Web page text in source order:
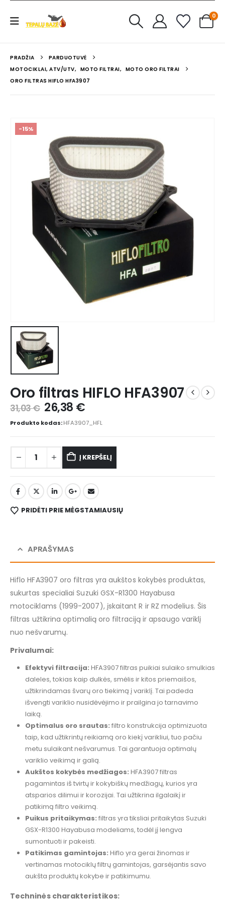
0
PRADŽIA
PARDUOTUVĖ
MOTOCIKLAI, ATV/UTV, MOTO FILTRAI, MOTO ORO FILTRAI
ORO FILTRAS HIFLO HFA3907
-15%
Oro filtras HIFLO HFA3907
31,03€ 26,38 €
Produkto kodas:HFA3907_HFL
Į KREPŠELĮ
PRIDĖTI PRIE MĖGSTAMIAUSIŲ
APRAŠYMAS
Hiflo HFA3907 oro filtras yra aukštos kokybės produktas,
sukurtas specialiai Suzuki GSX-R1300 Hayabusa
motociklams (1999-2007), įskaitant R ir RZ modelius. Šis
filtras užtikrina optimalią oro filtraciją ir apsaugo variklį
nuo nešvarumų.
Privalumai:
Efektyvi filtracija: HFA3907 filtras puikiai sulaiko smulkias
daleles, tokias kaip dulkės, smėlis ir kitos priemaišos,
užtikrindamas švarų oro tiekimą į variklį. Tai padeda
išvengti variklio nusidėvėjimo ir prailgina jo tarnavimo
laiką.
Optimalus oro srautas: filtro konstrukcija optimizuota
taip, kad užtikrintų reikiamą oro kiekį varikliui, tuo pačiu
metu sulaikant nešvarumus. Tai garantuoja optimalų
variklio veikimą ir galią.
Aukštos kokybės medžiagos: HFA3907 filtras
pagamintas iš tvirtų ir kokybiškų medžiagų, kurios yra
atsparios dilimui ir korozijai. Tai užtikrina ilgalaikį ir
patikimą filtro veikimą.
Puikus pritaikymas: filtras yra tiksliai pritaikytas Suzuki
GSX-R1300 Hayabusa modeliams, todėl jį lengva
sumontuoti ir pakeisti.
Patikimas gamintojas: Hiflo yra gerai žinomas ir
vertinamas motociklų filtrų gamintojas, garsėjantis savo
aukšta produktų kokybe ir patikimumu.
Techninės charakteristikos: